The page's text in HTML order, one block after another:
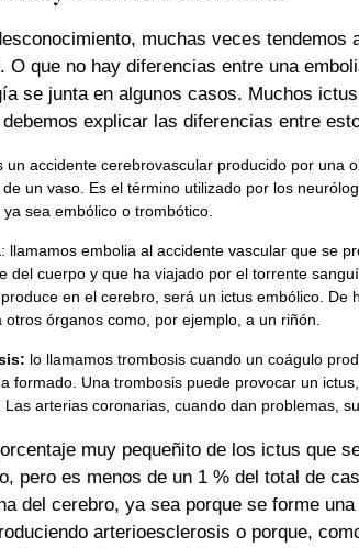
muchas veces tendemos
O que no hay diferencias entre una
se junta en algunos casos. Muchos
debemos explicar las diferencias entre
un accidente cerebrovascular producido por una
un vaso. Es el término utilizado por los
ya sea embólico o trombótico.
: llamamos embolia al accidente vascular que se
del cuerpo y que ha viajado por el torrente
en el cerebro, será un ictus embólico. De
otros órganos como, por ejemplo, a un riñón.
lo llamamos trombosis cuando un coágulo
formado. Una trombosis puede provocar un
Las arterias coronarias, cuando dan problemas,
muy pequeñito de los ictus que
pero es menos de un 1 % del total de
del cerebro, ya sea porque se forme
arterioesclerosis o porque,